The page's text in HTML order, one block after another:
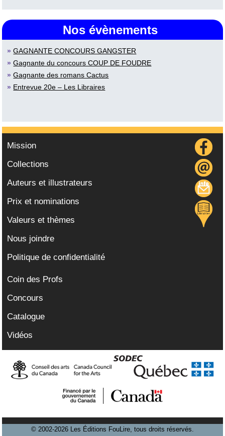
Nos évènements
»GAGNANTE CONCOURS GANGSTER
»Gagnante du concours COUP DE FOUDRE
»Gagnante des romans Cactus
» Entrevue 20e – Les Libraires
Mission
Collections
Auteurs et illustrateurs
Prix et nominations
Valeurs et thèmes
Nous joindre
Politique de confidentialité
Coin des Profs
Concours
Catalogue
Vidéos
© 2002-2026 Les Éditions FouLire, tous droits réservés.